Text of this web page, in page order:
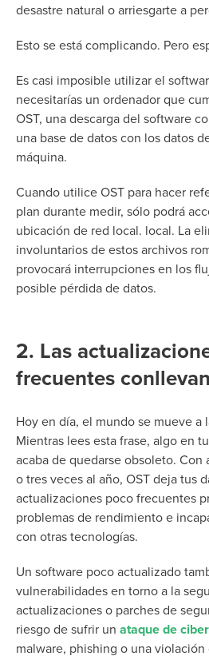
desastre natural o arriesgarte a
Esto se está complicando. Pero
Es casi imposible utilizar el
necesitarías un ordenador que
OST, una descarga del software
una base de datos con los datos
máquina.
Cuando utilice OST para hacer
plan durante medir, sólo podrá
ubicación de red local. local. La
involuntarios de estos archivos
provocará interrupciones en los
posible pérdida de datos.
2. Las
frecuentes
Hoy en día, el mundo se mueve a
Mientras lees esta frase, algo en
acaba de quedarse obsoleto. Con
o tres veces al año, OST deja tus
actualizaciones poco frecuentes
problemas de rendimiento e
con otras tecnologías.
Un software poco actualizado
vulnerabilidades en torno a la
actualizaciones o parches de
riesgo de sufrir un ataque de
malware, phishing o una violación